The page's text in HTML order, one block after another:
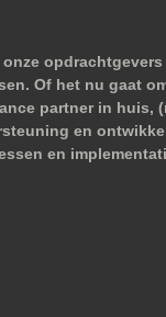
Of het nu gaat
partner in huis,
en
en